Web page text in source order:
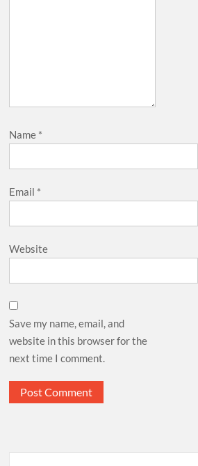
Name *
Email *
Website
Save my name, email, and
website in this browser for the
next time I comment.